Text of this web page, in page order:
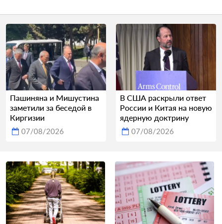
Пашиняна и Мишустина
заметили за беседой в
Киргизии
07/08/2026
В США раскрыли ответ
России и Китая на новую
ядерную доктрину
07/08/2026